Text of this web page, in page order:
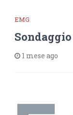
EMG
1 mese ago